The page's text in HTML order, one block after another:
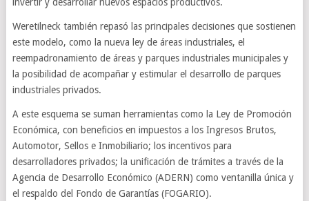
Weretilneck también repasó las principales decisiones que sostienen
este modelo, como la nueva ley de áreas industriales, el
reempadronamiento de áreas y parques industriales municipales y
la posibilidad de acompañar y estimular el desarrollo de parques
industriales privados.
A este esquema se suman herramientas como la Ley de Promoción
Económica, con beneficios en impuestos a los Ingresos Brutos,
Automotor, Sellos e Inmobiliario; los incentivos para
desarrolladores privados; la unificación de trámites a través de la
Agencia de Desarrollo Económico (ADERN) como ventanilla única y
el respaldo del Fondo de Garantías (FOGARIO).